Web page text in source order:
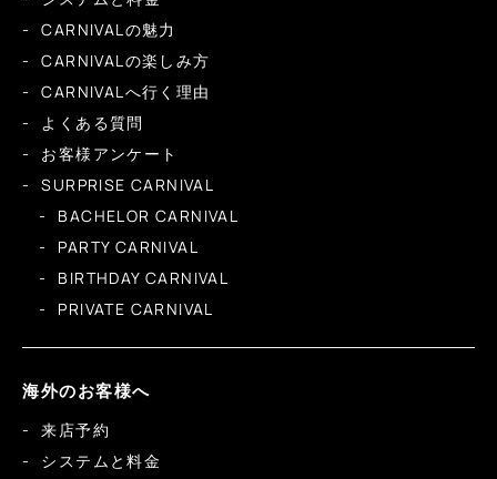
CARNIVALの魅力
CARNIVALの楽しみ方
CARNIVALへ行く理由
よくある質問
お客様アンケート
SURPRISE CARNIVAL
BACHELOR CARNIVAL
PARTY CARNIVAL
BIRTHDAY CARNIVAL
PRIVATE CARNIVAL
海外のお客様へ
来店予約
システムと料金